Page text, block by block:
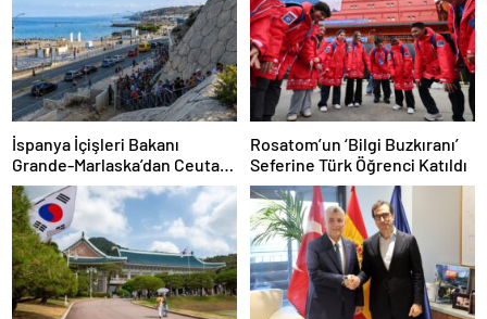
İspanya İçişleri Bakanı
Grande-Marlaska’dan Ceuta
Açıklaması
Rosatom’un ‘Bilgi Buzkıranı’
Seferine Türk Öğrenci Katıldı